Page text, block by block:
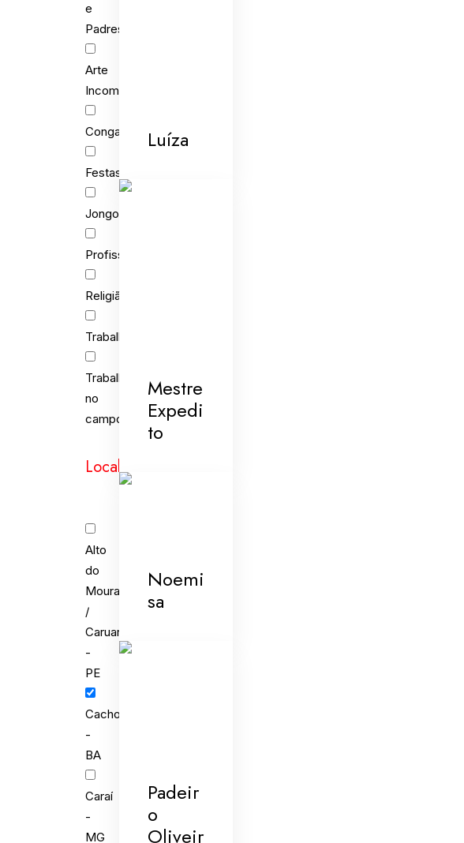
e
Padres
Arte
Incomum
Congada
Festas
Jongo
Profissões
Religião
Trabalho
Trabalho
no
campo
Localidades
Alto
do
Moura
/
Caruaru
-
PE
Cachoeira
-
BA
Caraí
-
MG
Luíza
Mestre
Expedi
to
Noemi
sa
Padeir
o
Oliveir